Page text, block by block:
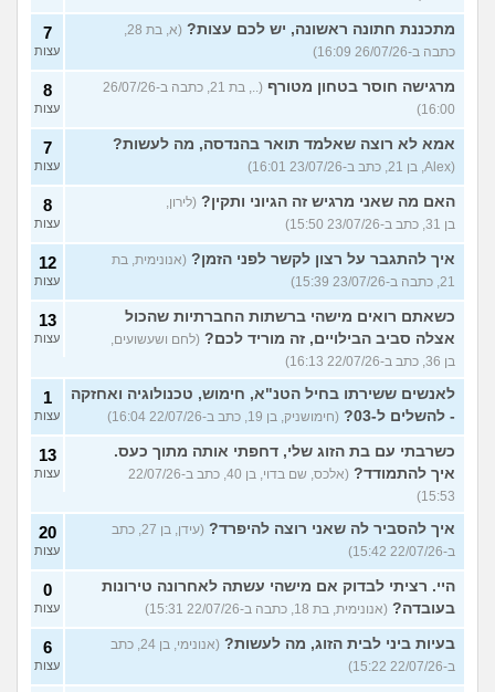
מתכננת חתונה ראשונה, יש לכם עצות?
(א, בת 28,
כתבה ב-26/07/26 16:09)
7
עצות
מרגישה חוסר בטחון מטורף
(.., בת 21, כתבה ב-26/07/26
16:00)
8
עצות
אמא לא רוצה שאלמד תואר בהנדסה, מה לעשות?
(Alex, בן 21, כתב ב-23/07/26 16:01)
7
עצות
האם מה שאני מרגיש זה הגיוני ותקין? (לירון,
בן 31, כתב ב-23/07/26 15:50)
8
עצות
איך להתגבר על רצון לקשר לפני הזמן? (אנונימית, בת
21, כתבה ב-23/07/26 15:39)
12
עצות
כשאתם רואים מישהי ברשתות החברתיות שהכול
אצלה סביב הבילויים, זה מוריד לכם? (לחם ושעשועים,
בן 36, כתב ב-22/07/26 16:13)
13
עצות
לאנשים ששירתו בחיל הטנ"א, חימוש, טכנולוגיה ואחזקה
- להשלים ל-03?
(חימושניק, בן 19, כתב ב-22/07/26 16:04)
1
עצות
כשרבתי עם בת הזוג שלי, דחפתי אותה מתוך כעס.
איך להתמודד?
(אלכס, שם בדוי, בן 40, כתב ב-22/07/26
15:53)
13
עצות
איך להסביר לה שאני רוצה להיפרד?
(עידן, בן 27, כתב
ב-22/07/26 15:42)
20
עצות
היי. רציתי לבדוק אם מישהי עשתה לאחרונה טירונות
בעובדה? (אנונימית, בת 18, כתבה ב-22/07/26 15:31)
0
עצות
בעיות ביני לבית הזוג, מה לעשות?
(אנונימי, בן 24, כתב
ב-22/07/26 15:22)
6
עצות